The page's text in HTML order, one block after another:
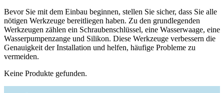
Bevor Sie mit dem Einbau beginnen, stellen Sie sicher, dass Sie alle
nötigen Werkzeuge bereitliegen haben. Zu den grundlegenden
Werkzeugen zählen ein Schraubenschlüssel, eine Wasserwaage, eine
Wasserpumpenzange und Silikon. Diese Werkzeuge verbessern die
Genauigkeit der Installation und helfen, häufige Probleme zu
vermeiden.
Keine Produkte gefunden.